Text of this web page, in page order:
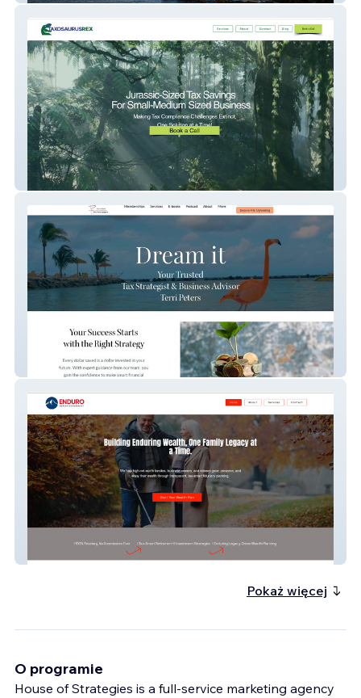
Rex Gillespies
Terri Peters
Enduro Wealth Management
Pokaż więcej
O programie
House of Strategies is a full-service marketing agency